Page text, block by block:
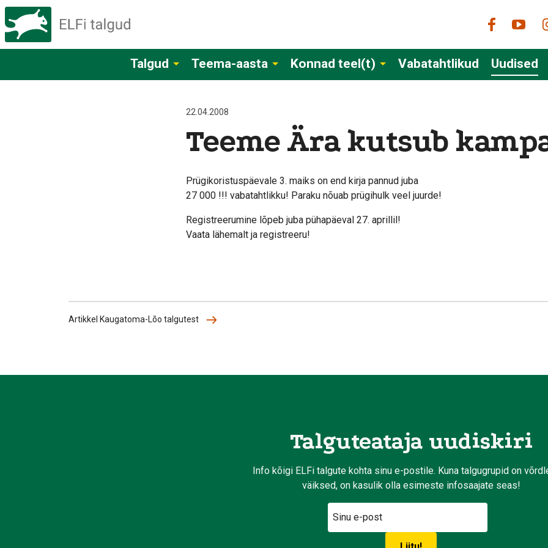
Talgud Teema-aasta Konnad teel(t) Vabatahtlikud Uudised
22.04.2008
Teeme Ära kutsub
Prügikoristuspäevale 3. maiks on end kirja pannud juba
27 000 !!! vabatahtlikku! Paraku nõuab prügihulk veel juurde!
Registreerumine lõpeb juba pühapäeval 27. aprillil!
Vaata lähemalt ja registreeru!
Artikkel Kaugatoma-Lõo talgutest
Talguteataja uudiskiri
Info kõigi ELFi talgute kohta sinu e-postile. Kuna talgugrupid on
väiksed, on kasulik olla esimeste infosaajate seas!